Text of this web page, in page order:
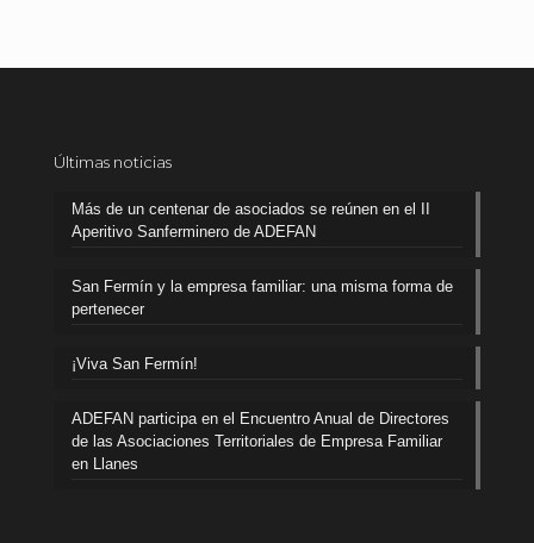
Últimas noticias
Más de un centenar de asociados se reúnen en el II
Aperitivo Sanferminero de ADEFAN
San Fermín y la empresa familiar: una misma forma de
pertenecer
¡Viva San Fermín!
ADEFAN participa en el Encuentro Anual de Directores
de las Asociaciones Territoriales de Empresa Familiar
en Llanes